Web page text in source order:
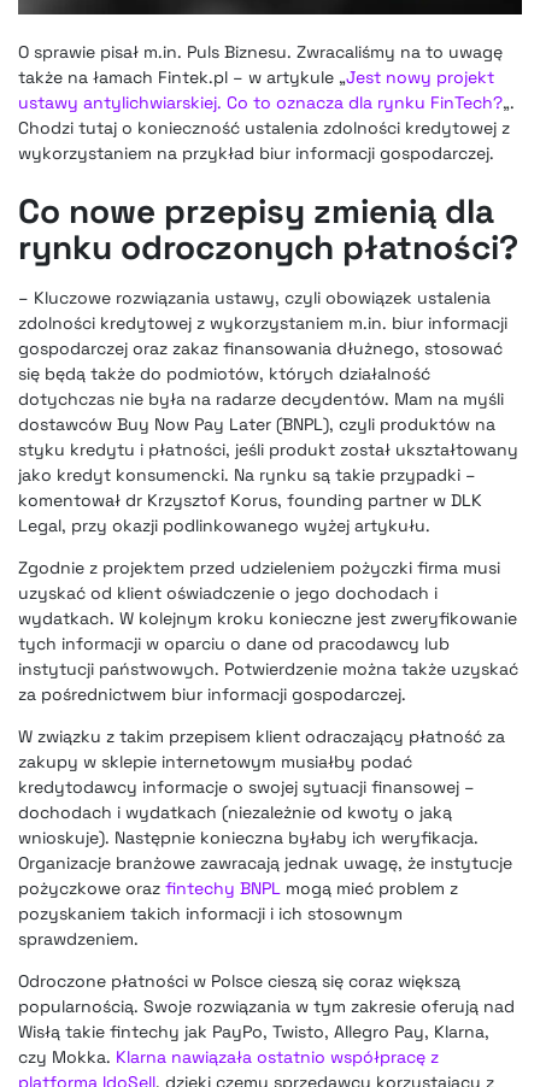
O sprawie pisał m.in. Puls Biznesu. Zwracaliśmy na to uwagę
także na łamach Fintek.pl – w artykule „Jest nowy projekt
ustawy antylichwiarskiej. Co to oznacza dla rynku FinTech?„.
Chodzi tutaj o konieczność ustalenia zdolności kredytowej z
wykorzystaniem na przykład biur informacji gospodarczej.
Co nowe przepisy zmienią dla
rynku odroczonych płatności?
– Kluczowe rozwiązania ustawy, czyli obowiązek ustalenia
zdolności kredytowej z wykorzystaniem m.in. biur informacji
gospodarczej oraz zakaz finansowania dłużnego, stosować
się będą także do podmiotów, których działalność
dotychczas nie była na radarze decydentów. Mam na myśli
dostawców Buy Now Pay Later (BNPL), czyli produktów na
styku kredytu i płatności, jeśli produkt został ukształtowany
jako kredyt konsumencki. Na rynku są takie przypadki –
komentował dr Krzysztof Korus, founding partner w DLK
Legal, przy okazji podlinkowanego wyżej artykułu.
Zgodnie z projektem przed udzieleniem pożyczki firma musi
uzyskać od klient oświadczenie o jego dochodach i
wydatkach. W kolejnym kroku konieczne jest zweryfikowanie
tych informacji w oparciu o dane od pracodawcy lub
instytucji państwowych. Potwierdzenie można także uzyskać
za pośrednictwem biur informacji gospodarczej.
W związku z takim przepisem klient odraczający płatność za
zakupy w sklepie internetowym musiałby podać
kredytodawcy informacje o swojej sytuacji finansowej –
dochodach i wydatkach (niezależnie od kwoty o jaką
wnioskuje). Następnie konieczna byłaby ich weryfikacja.
Organizacje branżowe zawracają jednak uwagę, że instytucje
pożyczkowe oraz fintechy BNPL mogą mieć problem z
pozyskaniem takich informacji i ich stosownym
sprawdzeniem.
Odroczone płatności w Polsce cieszą się coraz większą
popularnością. Swoje rozwiązania w tym zakresie oferują nad
Wisłą takie fintechy jak PayPo, Twisto, Allegro Pay, Klarna,
czy Mokka. Klarna nawiązała ostatnio współpracę z
platformą IdoSell, dzięki czemu sprzedawcy korzystający z